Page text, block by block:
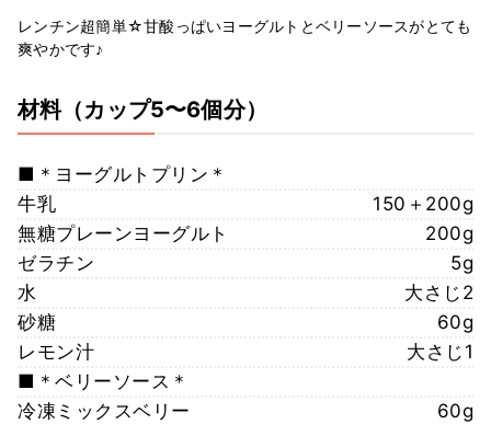
レンチン超簡単☆甘酸っぱいヨーグルトとベリーソースがとても
爽やかです♪
材料（カップ5〜6個分）
■＊ヨーグルトプリン＊
牛乳
150＋200g
無糖プレーンヨーグルト
200g
ゼラチン
5g
水
大さじ2
砂糖
60g
レモン汁
大さじ1
■＊ベリーソース＊
冷凍ミックスベリー
60g